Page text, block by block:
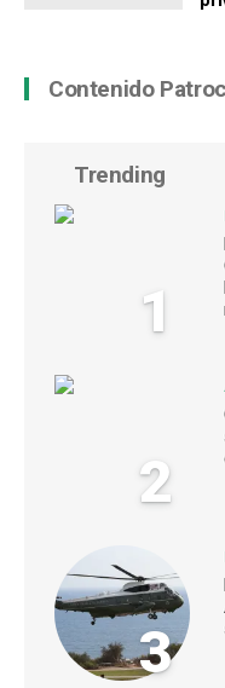
Contenido
Trending
1
2
3